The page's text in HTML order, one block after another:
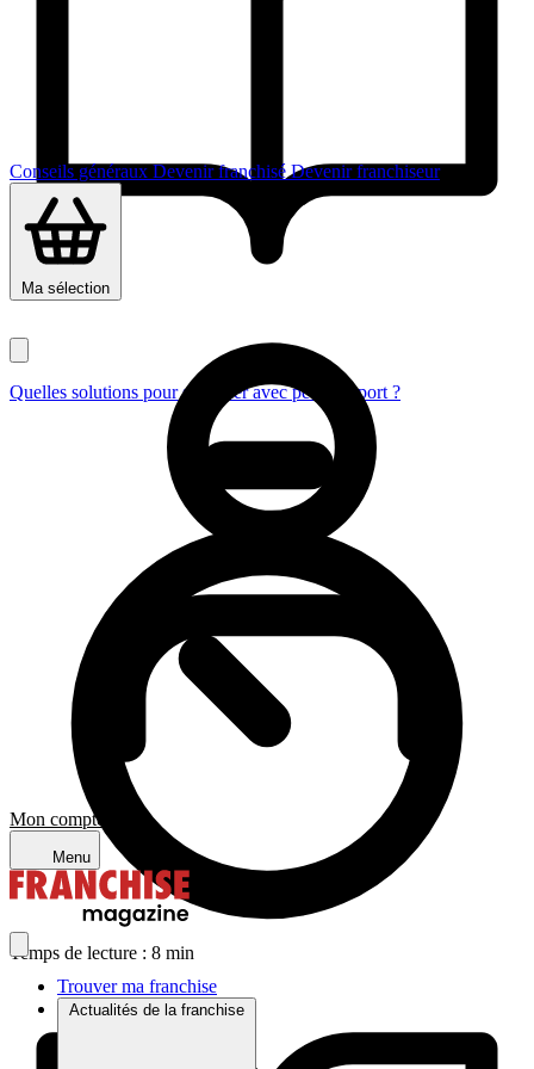
Conseils générauxDevenir franchiséDevenir franchiseur
Ma sélection
Mon compte
Menu
Trouver ma franchise
Actualités de la franchise
Quelles solutions pour se lancer avec peu d’apport ?
Temps de lecture : 8 min